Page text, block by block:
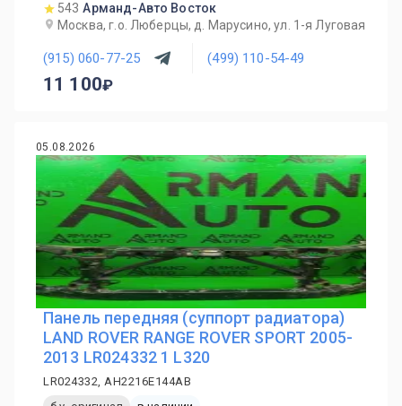
543 Арманд-Авто Восток
Москва, г.о. Люберцы, д. Марусино, ул. 1-я Луговая
(915) 060-77-25 (499) 110-54-49
11 100
05.08.2026
Панель передняя (суппорт радиатора)
LAND ROVER RANGE ROVER SPORT 2005-
2013 LR024332 1 L320
LR024332, AH2216E144AB